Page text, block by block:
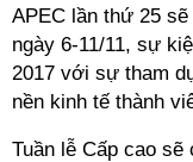
APEC lần thứ 25
ngày 6-11/11, sự
2017 với sự tham
nền kinh tế thành
Tuần lễ Cấp cao